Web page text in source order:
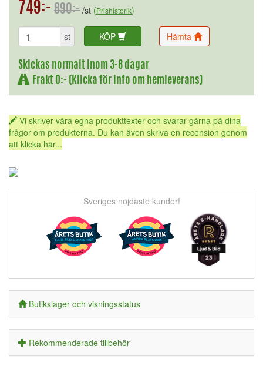
749:- 890:- /st (Prishistorik)
st KÖP Hämta
Skickas normalt inom 3-8 dagar
Frakt 0:- (Klicka för info om hemleverans)
Vi skriver våra egna produkttexter och svarar gärna på dina
frågor om produkterna. Du kan även skriva en recension genom
att klicka här...
Sveriges nöjdaste kunder!
Butikslager och visningsstatus
Rekommenderade tillbehör